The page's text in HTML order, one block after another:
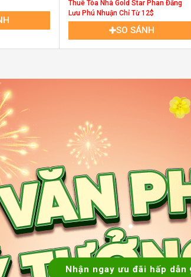
sang trọng và thông thoáng. Các mặt tiền
làm việc đầy ánh sáng tự nhiên và tạo
bị hệ thống thang máy tốc độ cao, giúp
Ngoài ra, tòa nhà còn được trang bị các hệ
24/7 và bảo vệ chuyên nghiệp, đảm bảo an
Thuê Tòa Nhà Gold Star Phan Đăng
Lưu Phú Nhuận Chỉ Từ 12$
SO SÁNH
.
.
Nhận ngay ưu đãi hấp dẫn